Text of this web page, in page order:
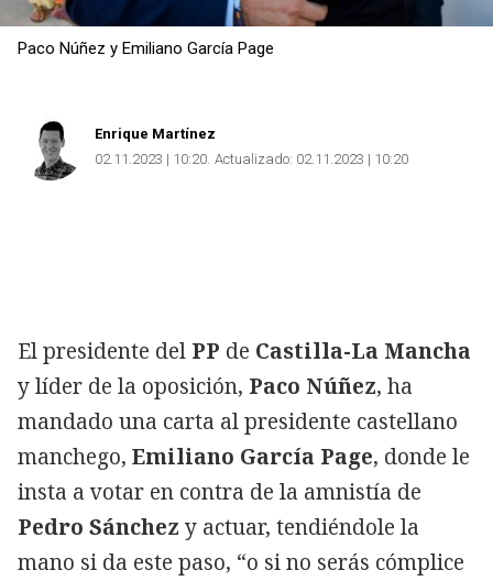
Paco Núñez y Emiliano García Page
Enrique Martínez
02.11.2023 | 10:20 Actualizado: 02.11.2023 | 10:20
El presidente del PP de Castilla-La Mancha
y líder de la oposición, Paco Núñez, ha
mandado una carta al presidente castellano
manchego, Emiliano García Page, donde le
insta a votar en contra de la amnistía de
Pedro Sánchez y actuar, tendiéndole la
mano si da este paso, “o si no serás cómplice